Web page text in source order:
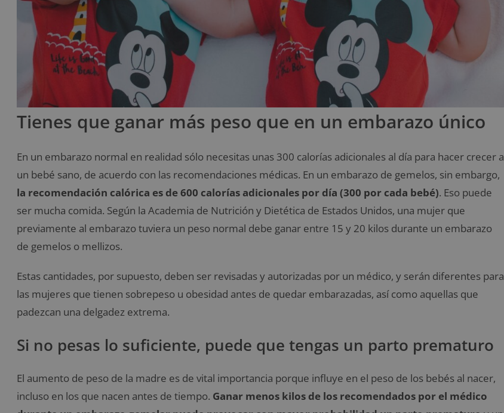
Tienes que ganar más peso que en un embarazo único
En un embarazo normal en realidad sólo necesitas unas 300 calorías adicionales al día para hacer crecer a
un bebé sano, de acuerdo con las recomendaciones médicas. En un embarazo de gemelos, sin embargo,
la recomendación calórica es de 600 calorías adicionales por día (300 por cada bebé). Eso puede
ser mucha comida. Según la Academia de Nutrición y Dietética de Estados Unidos, una mujer que
previamente al embarazo tuviera un peso normal debe ganar entre 15 y 20 kilos durante un embarazo
de gemelos o mellizos.
Estas cantidades, por supuesto, deben ser revisadas y autorizadas por un médico, y serán diferentes para
las mujeres que tienen sobrepeso u obesidad antes de quedar embarazadas, así como aquellas que
padezcan una delgadez extrema.
Si no pesas lo suficiente, puede que tengas un parto prematuro
El aumento de peso de la madre es de vital importancia porque influye en el peso de los bebés al nacer,
incluso en los que nacen antes de tiempo. Ganar menos kilos de los recomendados por el médico